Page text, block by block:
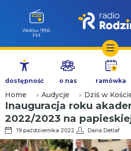
Przejdź
treści
Wołów 99.6
FM
dostępność o nas ramówka
Home » Audycje » Dziś w
Inauguracja roku
2022/2023 na
19 października 2022 Daria Detlaf